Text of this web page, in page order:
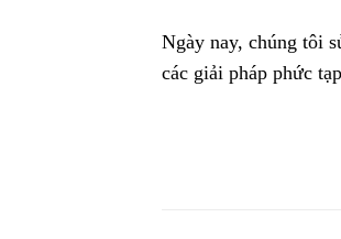
Ngày nay, chúng tôi
các giải pháp phức